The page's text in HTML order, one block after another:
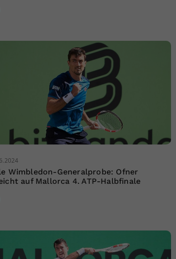
Wimbledon-Generalprobe: Ofner
auf Mallorca 4. ATP-Halbfinale